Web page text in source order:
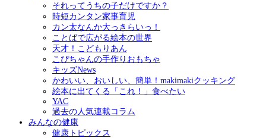
それってうちの子だけですか？
時短カンタン家事育児
カン太なんか大っきらいっ！
ことばで広がる絵本の世界
天才！こどもりあん
こぴちゃんの手作りおもちゃ
キッズNews
かわいい、おいしい、簡単！makimakiクッキング
絵本に出てくる「これ！」食べたい
YAC
過去の人気連載コラム
みんなの健康
健康トピックス